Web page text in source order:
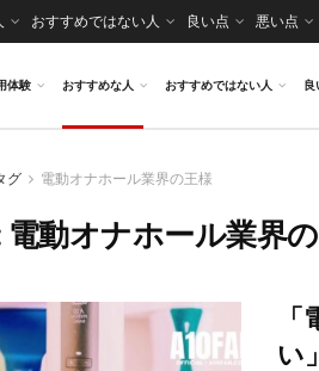
おすすめではない人 良い点 悪い点
体験 おすすめな人 おすすめではない人 良
グ 電動オナホール業界の王様
電動オナホール業界
い